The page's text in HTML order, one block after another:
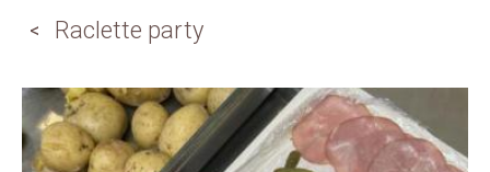
Raclette party